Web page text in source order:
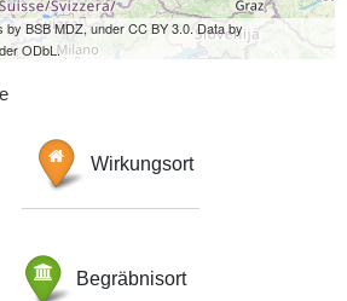
by BSB MDZ, under CC BY 3.0. Data by
ODbL.
Wirkungsort
Begräbnisort